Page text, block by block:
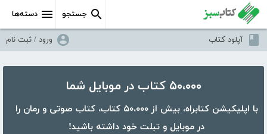
دسته‌ها جستجو
آپلود کتاب ورود / ثبت نام
۵۰،۰۰۰ کتاب در موبایل شما
با اپلیکیشن کتابراه، بیش از ۵۰،۰۰۰ کتاب، کتاب صوتی و رمان را
در موبایل و تبلت خود داشته باشید!